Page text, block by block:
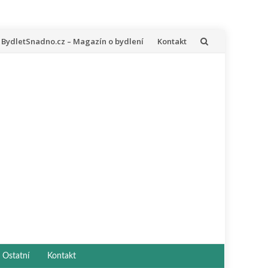
Přeskočit
BydletSnadno.cz – Magazín o bydlení Kontakt
Ostatní Kontakt